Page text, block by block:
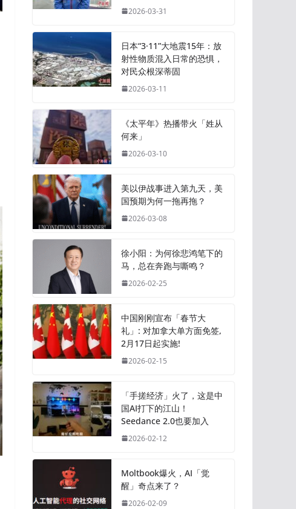
2026-03-31
日本“3·11”大地震15年：放
射性物质混入日常的恐惧，
对民众根深蒂固
2026-03-11
《太平年》热播带火「姓从
何来」
2026-03-10
美以伊战事进入第九天，美
国预期为何一拖再拖？
2026-03-08
徐小阳：为何徐悲鸿笔下的
马，总在奔跑与嘶鸣？
2026-02-25
中国刚刚宣布「春节大
礼」: 对加拿大单方面免签,
2月17日起实施!
2026-02-15
「手搓经济」火了，这是中
国AI打下的江山！
Seedance 2.0也要加入
2026-02-12
Moltbook爆火，AI「觉
醒」奇点来了？
2026-02-09